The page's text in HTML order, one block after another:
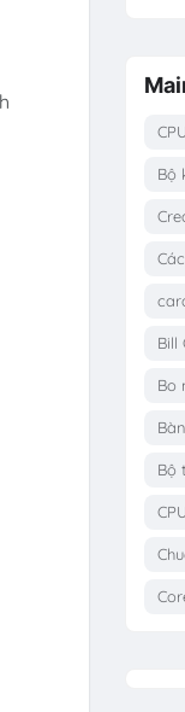
CPU
Bộ
Bill
Bo
Bộ
G703